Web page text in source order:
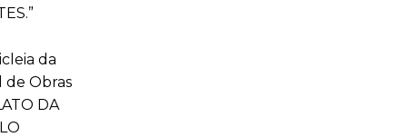
da
de Obras
DA